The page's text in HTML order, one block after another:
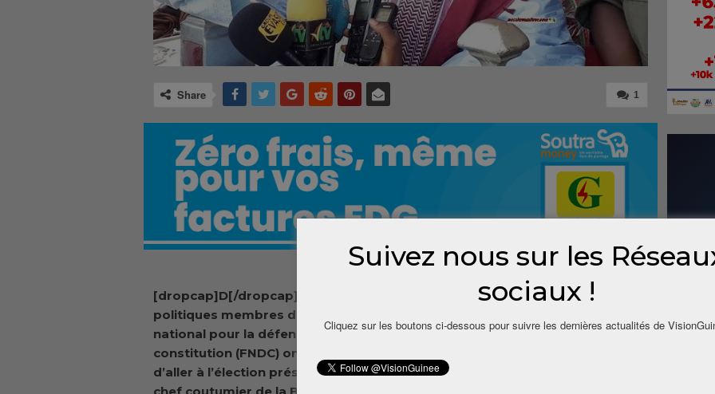
1
Share
[dropcap]D[/dropcap]es partis
politiques membres du Front
national pour la défense de la
constitution (FNDC) ont décidé
d’aller à l’élection présidentielle. Le
Suivez nous sur les
sociaux !
Cliquez sur les boutons ci-dessous pour suivre les dernières actualités de